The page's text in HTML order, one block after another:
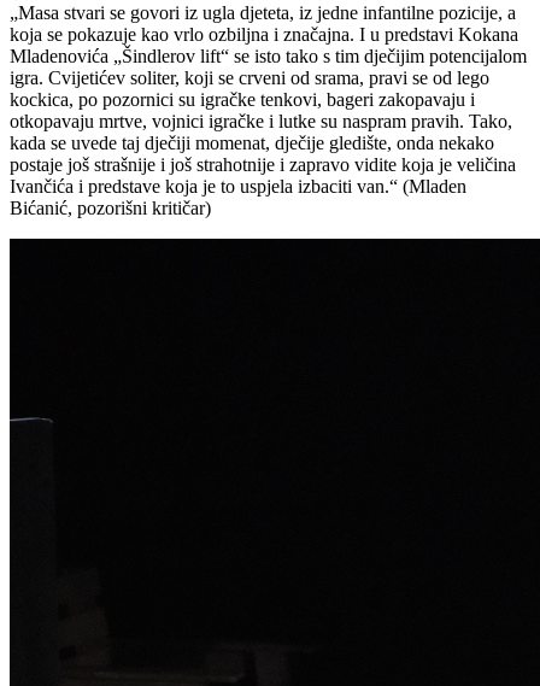
„Masa stvari se govori iz ugla djeteta, iz jedne infantilne pozicije, a
koja se pokazuje kao vrlo ozbiljna i značajna. I u predstavi Kokana
Mladenovića „Šindlerov lift“ se isto tako s tim dječijim potencijalom
igra. Cvijetićev soliter, koji se crveni od srama, pravi se od lego
kockica, po pozornici su igračke tenkovi, bageri zakopavaju i
otkopavaju mrtve, vojnici igračke i lutke su naspram pravih. Tako,
kada se uvede taj dječiji momenat, dječije gledište, onda nekako
postaje još strašnije i još strahotnije i zapravo vidite koja je veličina
Ivančića i predstave koja je to uspjela izbaciti van.“ (Mladen
Bićanić, pozorišni kritičar)